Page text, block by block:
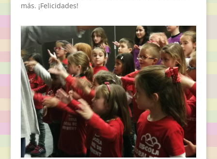
más. ¡Felicidades!